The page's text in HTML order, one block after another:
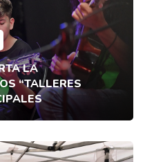
LA
“TALLERES